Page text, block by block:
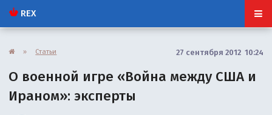
REX
» Статьи 27 сентября 2012 10:24
О военной игре «Война между США и
Ираном»: эксперты